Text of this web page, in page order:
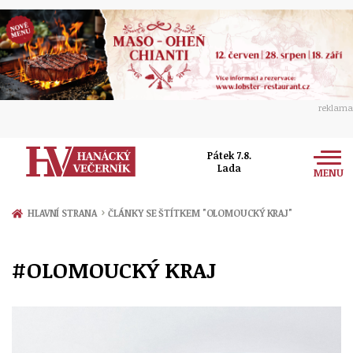
reklama
Pátek 7.8.
Lada
MENU
Zprávy
Politika
Kultura
HLAVNÍ STRANA › ČLÁNKY SE ŠTÍTKEM "OLOMOUCKÝ KRAJ"
#OLOMOUCKÝ KRAJ